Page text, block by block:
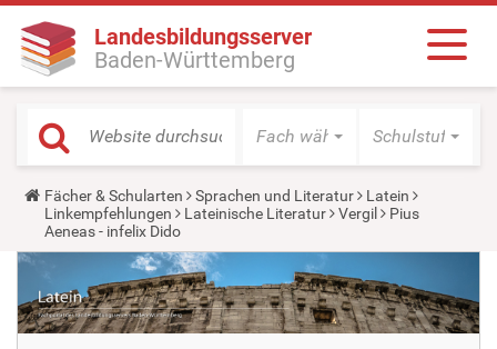
Landesbildungsserver
Baden-Württemberg
Fach wählen Schulstufe
Y
o
u
a
h
e
r
Fächer & Schularten Sprachen und Literatur
Latein
Linkempfehlungen
Lateinische Literatur Vergil
Pius
Aeneas - infelix Dido